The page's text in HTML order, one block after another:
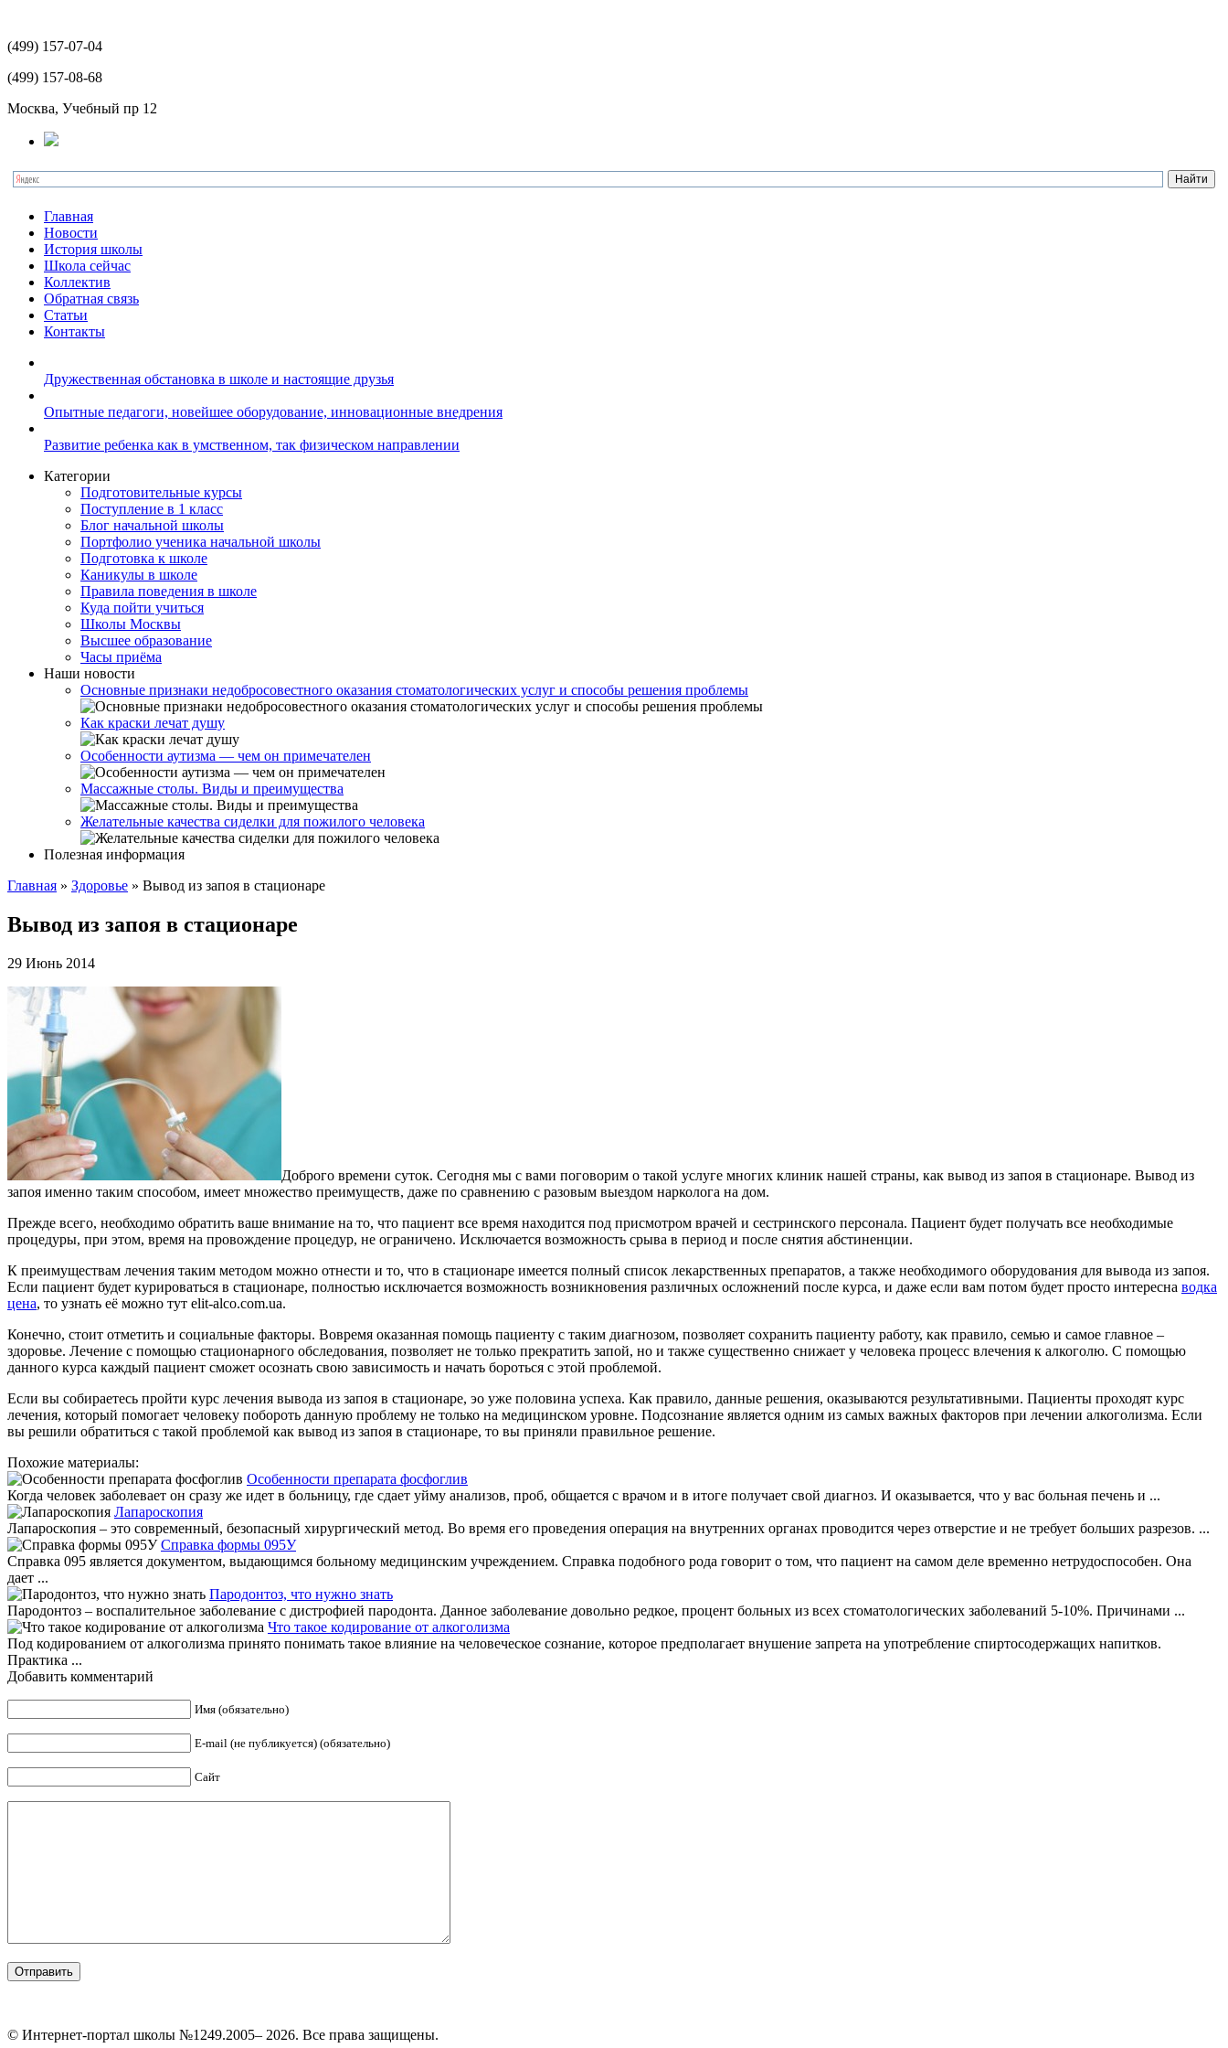
(499) 157-07-04
(499) 157-08-68
Москва, Учебный пр 12
Главная
Новости
История школы
Школа сейчас
Коллектив
Обратная связь
Статьи
Контакты
Дружественная обстановка в школе и настоящие друзья
Опытные педагоги, новейшее оборудование, инновационные внедрения
Развитие ребенка как в умственном, так физическом направлении
Категории
Подготовительные курсы
Поступление в 1 класс
Блог начальной школы
Портфолио ученика начальной школы
Подготовка к школе
Каникулы в школе
Правила поведения в школе
Куда пойти учиться
Школы Москвы
Высшее образование
Часы приёма
Наши новости
Основные признаки недобросовестного оказания стоматологических услуг и способы решения проблемы
Как краски лечат душу
Особенности аутизма — чем он примечателен
Массажные столы. Виды и преимущества
Желательные качества сиделки для пожилого человека
Полезная информация
Главная » Здоровье » Вывод из запоя в стационаре
Вывод из запоя в стационаре
29 Июнь 2014
Доброго времени суток. Сегодня мы с вами поговорим о такой услуге многих клиник нашей страны, как вывод из запоя в стационаре. Вывод из
запоя именно таким способом, имеет множество преимуществ, даже по сравнению с разовым выездом нарколога на дом.
Прежде всего, необходимо обратить ваше внимание на то, что пациент все время находится под присмотром врачей и сестринского персонала. Пациент будет получать все необходимые
процедуры, при этом, время на провождение процедур, не ограничено. Исключается возможность срыва в период и после снятия абстиненции.
К преимуществам лечения таким методом можно отнести и то, что в стационаре имеется полный список лекарственных препаратов, а также необходимого оборудования для вывода из запоя.
Если пациент будет курироваться в стационаре, полностью исключается возможность возникновения различных осложнений после курса, и даже если вам потом будет просто интересна водка
цена, то узнать её можно тут elit-alco.com.ua.
Конечно, стоит отметить и социальные факторы. Вовремя оказанная помощь пациенту с таким диагнозом, позволяет сохранить пациенту работу, как правило, семью и самое главное –
здоровье. Лечение с помощью стационарного обследования, позволяет не только прекратить запой, но и также существенно снижает у человека процесс влечения к алкоголю. С помощью
данного курса каждый пациент сможет осознать свою зависимость и начать бороться с этой проблемой.
Если вы собираетесь пройти курс лечения вывода из запоя в стационаре, эо уже половина успеха. Как правило, данные решения, оказываются результативными. Пациенты проходят курс
лечения, который помогает человеку побороть данную проблему не только на медицинском уровне. Подсознание является одним из самых важных факторов при лечении алкоголизма. Если
вы решили обратиться с такой проблемой как вывод из запоя в стационаре, то вы приняли правильное решение.
Похожие материалы:
Особенности препарата фосфоглив
Когда человек заболевает он сразу же идет в больницу, где сдает уйму анализов, проб, общается с врачом и в итоге получает свой диагноз. И оказывается, что у вас больная печень и ...
Лапароскопия
Лапароскопия – это современный, безопасный хирургический метод. Во время его проведения операция на внутренних органах проводится через отверстие и не требует больших разрезов. ...
Справка формы 095У
Справка 095 является документом, выдающимся больному медицинским учреждением. Справка подобного рода говорит о том, что пациент на самом деле временно нетрудоспособен. Она
дает ...
Пародонтоз, что нужно знать
Пародонтоз – воспалительное заболевание с дистрофией пародонта. Данное заболевание довольно редкое, процент больных из всех стоматологических заболеваний 5-10%. Причинами ...
Что такое кодирование от алкоголизма
Под кодированием от алкоголизма принято понимать такое влияние на человеческое сознание, которое предполагает внушение запрета на употребление спиртосодержащих напитков.
Практика ...
Добавить комментарий
Имя (обязательно)
E-mail (не публикуется) (обязательно)
Сайт
© Интернет-портал школы №1249.2005– 2026. Все права защищены.